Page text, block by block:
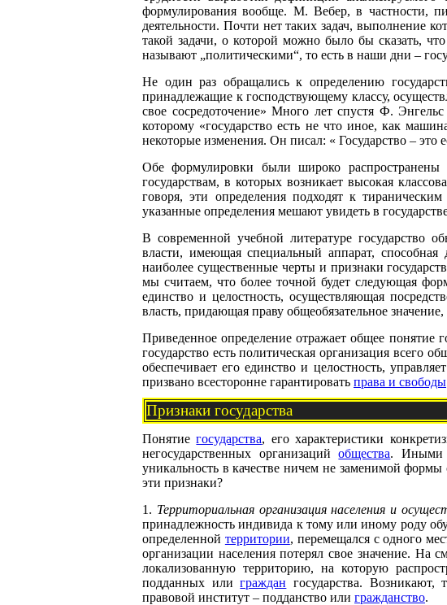
формулирования вообще. М. Вебер, в частности,
деятельности. Почти нет таких задач, выполнение
такой задачи, о которой можно было бы сказать,
называют „политическими“, то есть в наши дни –
Не один раз обращались к определению
принадлежащие к господствующему классу,
свое сосредоточение» Много лет спустя Ф.
которому «государство есть не что иное, как
некоторые изменения. Он писал: « Государство – это
Обе формулировки были широко
государствам, в которых возникает высокая
говоря, эти определения подходят к
указанные определения мешают увидеть в
В современной учебной литературе государство
власти, имеющая специальный аппарат,
наиболее существенные черты и признаки
мы считаем, что более точной будет следующая
единство и целостность, осуществляющая
власть, придающая праву общеобязательное
Приведенное определение отражает общее понятие
государство есть политическая организация всего
обеспечивает его единство и целостность,
призвано всесторонне гарантировать права и свободы
Признаки государства
Понятиегосударства, его характеристики
негосударственных организацийобщества. Иными
уникальность в качестве ничем не заменимой
эти признаки?
1. Территориальная организация населения и
принадлежность индивида к тому или иному роду
определенной территории, перемещался с одного
организации населения потерял свое значение. На
локализованную территорию, на которую
подданных илиграждан государства. Возникают,
правовой институт – подданство или гражданство.